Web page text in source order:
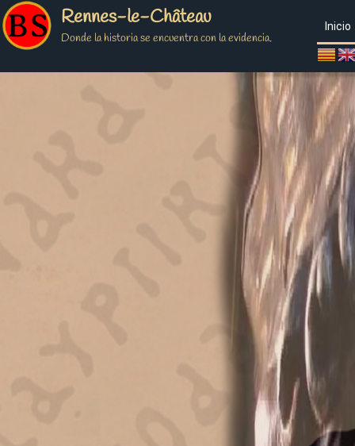
Rennes-le-Château
Donde la historia se encuentra con la evidencia.
Inicio